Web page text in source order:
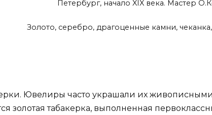
Петербург, начало XIX века. Мастер
Золото, серебро, драгоценные камни,
Ювелиры часто украшали их
золотая табакерка, выполненная